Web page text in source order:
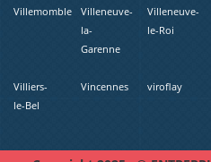
Villemomble
Villeneuve-
la-
Garenne
Villeneuve-
le-Roi
Villiers-
le-Bel
Vincennes viroflay